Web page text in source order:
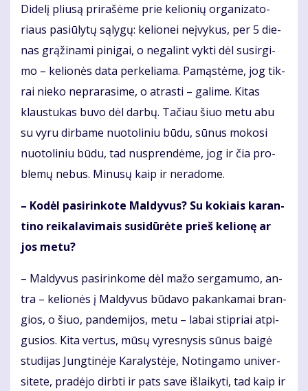
Di­de­lį pliu­są pri­ra­šė­me prie ke­lio­nių or­ga­ni­za­to­
riaus pa­siū­ly­tų są­ly­gų: ke­lio­nei ne­įvy­kus, per 5 die­
nas grą­ži­na­mi pi­ni­gai, o ne­ga­lint vyk­ti dėl su­sir­gi­
mo – ke­lio­nės da­ta per­ke­lia­ma. Pa­mąs­tė­me, jog tik­
rai nie­ko ne­pra­ra­si­me, o at­ras­ti – ga­li­me. Ki­tas
klaus­tu­kas bu­vo dėl dar­bų. Ta­čiau šiuo me­tu abu
su vy­ru dir­ba­me nuo­to­li­niu bū­du, sū­nus mo­ko­si
nuo­to­li­niu bū­du, tad nu­spren­dė­me, jog ir čia pro­
ble­mų ne­bus. Mi­nu­sų kaip ir ne­ra­do­me.
– Ko­dėl pa­si­rin­ko­te Mal­dy­vus? Su ko­kiais ka­ran­
ti­no rei­ka­la­vi­mais su­si­dū­rė­te prieš ke­lio­nę ar
jos me­tu?
– Mal­dy­vus pa­si­rin­ko­me dėl ma­žo ser­ga­mu­mo, an­
tra – ke­lio­nės į Mal­dy­vus bū­da­vo pa­kan­ka­mai bran­
gios, o šiuo, pan­de­mi­jos, me­tu – la­bai stip­riai at­pi­
gu­sios. Ki­ta ver­tus, mū­sų vy­res­ny­sis sū­nus bai­gė
stu­di­jas Jung­ti­nė­je Ka­ra­lys­tė­je, No­tin­ga­mo uni­ver­
si­te­te, pra­dė­jo dirb­ti ir pats sa­ve iš­lai­ky­ti, tad kaip ir